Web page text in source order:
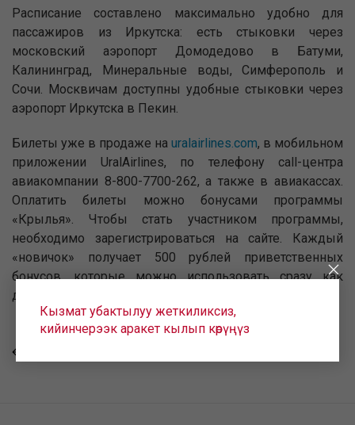
Расписание составлено максимально удобно для
пассажиров из Иркутска: есть стыковки через
московский аэропорт Домодедово в Батуми,
Калининград, Минеральные воды, Симферополь и
Сочи. Москвичам доступны удобные стыковки через
аэропорт Иркутска в Пекин.
Билеты уже в продаже на uralairlines.com, в мобильном
приложении UralAirlines, по телефону call-центра
авиакомпании 8-800-7700-262, а также в авиакассах.
Оплатить билеты можно бонусами программы
«Крылья». Чтобы стать участником программы,
необходимо зарегистрироваться на сайте. Каждый
«новичок» получает 500 рублей приветственных
бонусов, которые можно использовать сразу как
дополнительную скидку.
Кызмат убактылуу жеткиликсиз,
кийинчерээк аракет кылып көрүңүз